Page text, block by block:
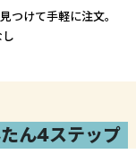
つけて手軽に注文。
ん4ステップ